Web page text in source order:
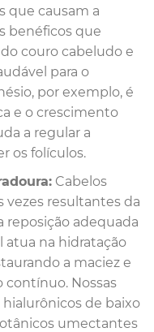
que causam a
benéficos que
couro cabeludo e
para o
por exemplo, é
e o crescimento
a regular a
os folículos.
Cabelos
vezes resultantes da
reposição adequada
atua na hidratação
a maciez e
Nossas
de baixo
umectantes